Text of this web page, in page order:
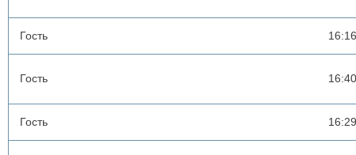
Гость 16:16
Гость 16:40
Гость 16:29